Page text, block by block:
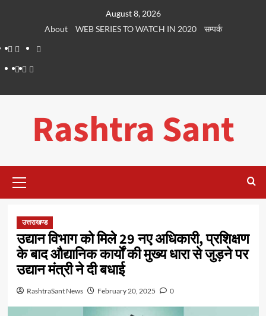
August 8, 2026
About
WEB SERIES TO WATCH IN 2020
सम्पर्क
About
WEB
SERIES
Dehradun
LifePlaces
सम्पर्क
Rashtra Sant
Menu
उत्तराखण्ड
उद्यान विभाग को मिले 29 नए अधिकारी, प्रशिक्षण
के बाद औद्यानिक कार्यों की मुख्य धारा से जुड़ने पर
उद्यान मंत्री ने दी बधाई
RashtraSant News February 20, 2025 0